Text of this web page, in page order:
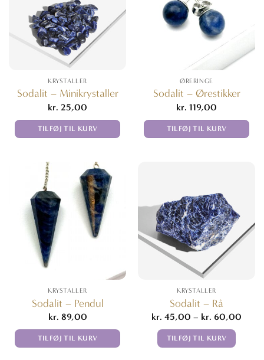
KRYSTALLER
Sodalit – Minikrystaller
kr. 25,00
TILFØJ TIL KURV
ØRERINGE
Sodalit – Ørestikker
kr. 119,00
TILFØJ TIL KURV
KRYSTALLER
Sodalit – Pendul
kr. 89,00
TILFØJ TIL KURV
KRYSTALLER
Sodalit – Rå
kr. 45,00 – kr. 60,00
TILFØJ TIL KURV